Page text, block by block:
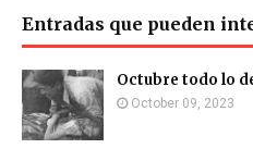
Entradas que pueden
Octubre todo lo
October 09, 2023